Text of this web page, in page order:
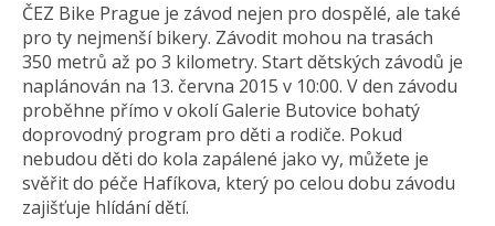
ČEZ Bike Prague je závod nejen pro dospělé, ale také
pro ty nejmenší bikery. Závodit mohou na trasách
350 metrů až po 3 kilometry. Start dětských závodů je
naplánován na 13. června 2015 v 10:00. V den závodu
proběhne přímo v okolí Galerie Butovice bohatý
doprovodný program pro děti a rodiče. Pokud
nebudou děti do kola zapálené jako vy, můžete je
svěřit do péče Hafíkova, který po celou dobu závodu
zajišťuje hlídání dětí.